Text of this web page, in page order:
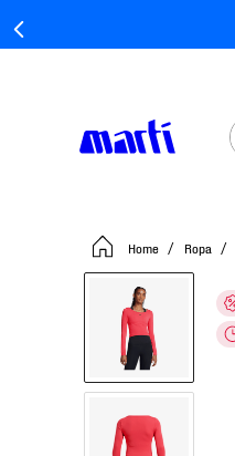
Ropa
tenis mujer
tenis hombre
tenis futbol